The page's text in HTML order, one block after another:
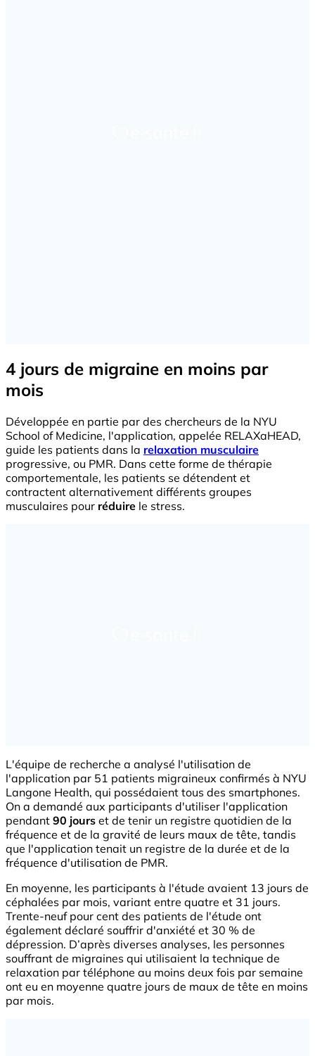
4 jours de migraine en moins par
mois
Développée en partie par des chercheurs de la NYU
School of Medicine, l'application, appelée RELAXaHEAD,
guide les patients dans la relaxation musculaire
progressive, ou PMR. Dans cette forme de thérapie
comportementale, les patients se détendent et
contractent alternativement différents groupes
musculaires pour réduire le stress.
L'équipe de recherche a analysé l'utilisation de
l'application par 51 patients migraineux confirmés à NYU
Langone Health, qui possédaient tous des smartphones.
On a demandé aux participants d'utiliser l'application
pendant 90 jours et de tenir un registre quotidien de la
fréquence et de la gravité de leurs maux de tête, tandis
que l'application tenait un registre de la durée et de la
fréquence d'utilisation de PMR.
En moyenne, les participants à l'étude avaient 13 jours de
céphalées par mois, variant entre quatre et 31 jours.
Trente-neuf pour cent des patients de l'étude ont
également déclaré souffrir d'anxiété et 30 % de
dépression. D’après diverses analyses, les personnes
souffrant de migraines qui utilisaient la technique de
relaxation par téléphone au moins deux fois par semaine
ont eu en moyenne quatre jours de maux de tête en moins
par mois.